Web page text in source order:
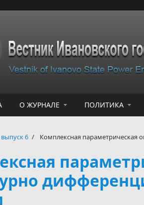
О ЖУРНАЛЕ ПОЛИТИКА
выпуск 6 / Комплексная параметрическая